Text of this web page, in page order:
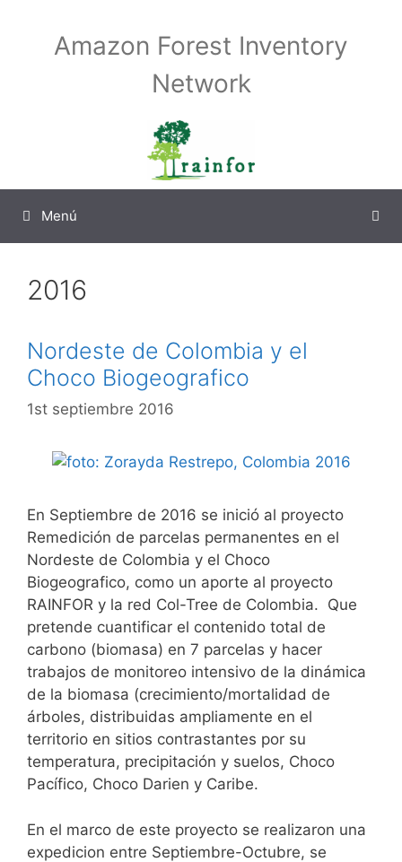
contenidoAmazon Forest Inventory
Network
Menú
2016
Nordeste de Colombia y el
Choco Biogeografico
1st septiembre 2016
En Septiembre de 2016 se inició al proyecto
Remedición de parcelas permanentes en el
Nordeste de Colombia y el Choco
Biogeografico, como un aporte al proyecto
RAINFOR y la red Col-Tree de Colombia. Que
pretende cuantificar el contenido total de
carbono (biomasa) en 7 parcelas y hacer
trabajos de monitoreo intensivo de la dinámica
de la biomasa (crecimiento/mortalidad de
árboles, distribuidas ampliamente en el
territorio en sitios contrastantes por su
temperatura, precipitación y suelos, Choco
Pacífico, Choco Darien y Caribe.
En el marco de este proyecto se realizaron una
expedicion entre Septiembre-Octubre, se